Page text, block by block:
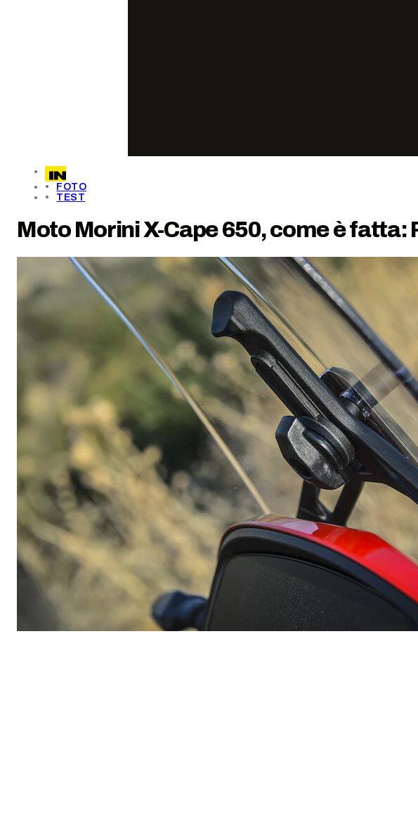
FOTO
TEST
Moto Morini X-Cape 650, come è fatta: